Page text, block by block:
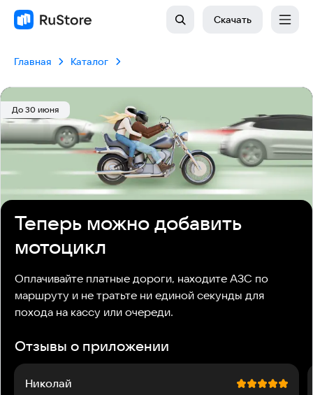
Скачать
Главная Каталог
До 30 июня
Теперь можно добавить
мотоцикл
Оплачивайте платные дороги, находите АЗС по
маршруту и не тратьте ни единой секунды для
похода на кассу или очереди.
Отзывы о приложении
Николай